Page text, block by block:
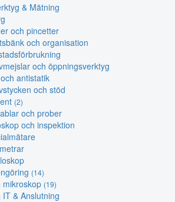
& Mätning
och pincetter
och organisation
och öppningsverktyg
antistatik
och stöd
(2)
och prober
och inspektion
(14)
mikroskop (19)
IT & Anslutning